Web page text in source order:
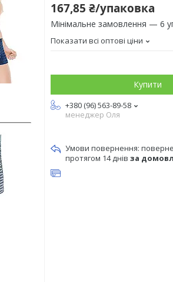
167,85 ₴/упаковка
Мінімальне замовлення — 6
Показати всі оптові ціни
Купити
+380 (96) 563-89-58
менеджер Оля
протягом 14 днів за